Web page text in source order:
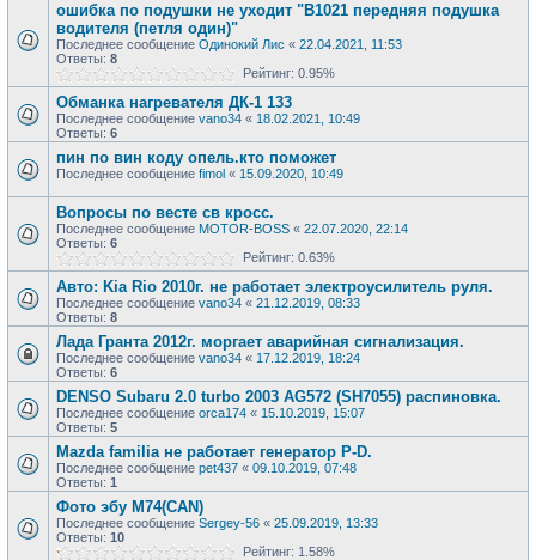
ошибка по подушки не уходит "В1021 передняя подушка
водителя (петля один)"
Последнее сообщение Одинокий Лис « 22.04.2021, 11:53
Ответы: 8
Рейтинг: 0.95%
Обманка нагревателя ДК-1 133
Последнее сообщение vano34 « 18.02.2021, 10:49
Ответы: 6
пин по вин коду опель.кто поможет
Последнее сообщение fimol « 15.09.2020, 10:49
Вопросы по весте св кросс.
Последнее сообщение MOTOR-BOSS « 22.07.2020, 22:14
Ответы: 6
Рейтинг: 0.63%
Авто: Kia Rio 2010г. не работает электроусилитель руля.
Последнее сообщение vano34 « 21.12.2019, 08:33
Ответы: 8
Лада Гранта 2012г. моргает аварийная сигнализация.
Последнее сообщение vano34 « 17.12.2019, 18:24
Ответы: 6
DENSO Subaru 2.0 turbo 2003 AG572 (SH7055) распиновка.
Последнее сообщение orca174 « 15.10.2019, 15:07
Ответы: 5
Mazda familia не работает генератор P-D.
Последнее сообщение pet437 « 09.10.2019, 07:48
Ответы: 1
Фото эбу М74(CAN)
Последнее сообщение Sergey-56 « 25.09.2019, 13:33
Ответы: 10
Рейтинг: 1.58%